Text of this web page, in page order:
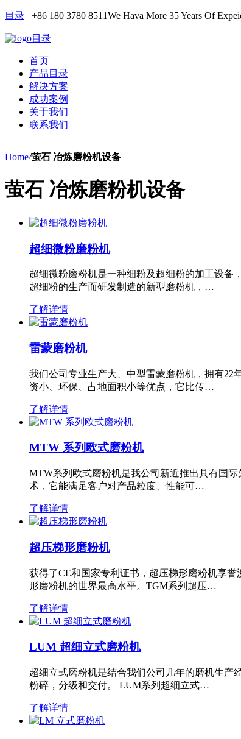
目录 +86 180 3780 8511We Hava More 35 Years Of
目录
首页
产品目录
解决方案
成功案例
关于我们
联系我们
Home/萤石 冶炼磨粉机设备
萤石 冶炼磨粉机设备
超细微粉磨粉机
超细微粉磨粉机是一种细粉及超细粉的加工设备
超细粉的生产而研发制造的新型磨粉机，…
了解详情
雷蒙磨粉机
我们公司专业生产大、中型雷蒙磨粉机，拥有22
资小、环保、占地面积小等优点，它比传…
了解详情
MTW 系列欧式磨粉机
MTW系列欧式磨粉机是我公司新近推出具有国
术，它能满足客户对产品粒度、性能可…
了解详情
超压梯形磨粉机
获得了CE和国家专利证书，超压梯形磨粉机享
形磨粉机的世界最高水平。TGM系列超压…
了解详情
LUM 超细立式磨粉机
超细立式磨粉机是结合我们公司几年的磨机生产
粉碎，分级和交付。 LUM系列超细立式…
了解详情